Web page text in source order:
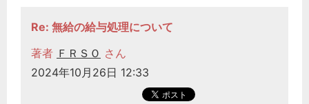
Re: 無給の給与処理について
著者 ＦＲＳＯ さん
2024年10月26日 12:33